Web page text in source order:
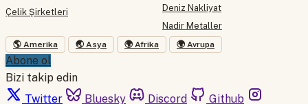
Çelik Şirketleri
Deniz Nakliyat
Nadir Metaller
🌎 Amerika 🌏 Asya 🌍 Afrika 🌍 Avrupa
Abone ol
Bizi takip edin
Twitter
Bluesky Discord
Github